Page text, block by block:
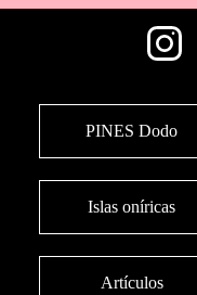
PINES Dodo
Islas oníricas
Artículos